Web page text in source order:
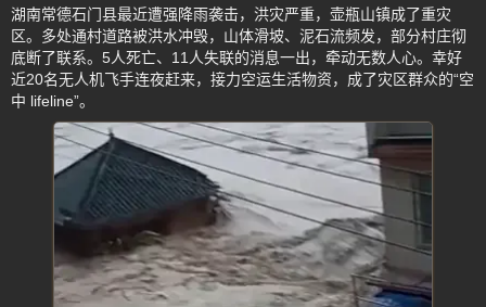
湖南常德石门县最近遭强降雨袭击，洪灾严重，壶瓶山镇成了重灾
区。多处通村道路被洪水冲毁，山体滑坡、泥石流频发，部分村庄彻
底断了联系。5人死亡、11人失联的消息一出，牵动无数人心。幸好
近20名无人机飞手连夜赶来，接力空运生活物资，成了灾区群众的“空
中 lifeline”。